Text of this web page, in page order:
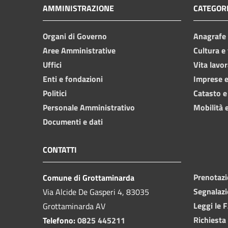
AMMINISTRAZIONE
Organi di Governo
Aree Amministrative
Uffici
Enti e fondazioni
Politici
Personale Amministrativo
Documenti e dati
Cultura
Vita
Imprese
Catasto
Mobilità
CONTATTI
Comune di Grottaminarda
Via Alcide De Gasperi 4, 83035
Grottaminarda AV
Telefono:0825 445211
Leggi le